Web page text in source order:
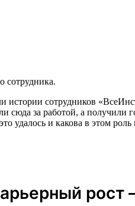
сотрудника.
истории сотрудников
за работой, а получили
удалось и какова в этом
рост